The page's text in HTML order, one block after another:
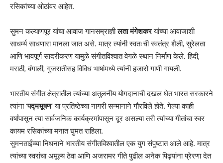
रसिकांच्या ओठांवर आहेत.
सुमन कल्याणपूर यांचा आवाज गानसम्राज्ञीलता मंगेशकरयांच्या आवाजाशी
साधर्म्य साधणारा मानला जात असे. मात्र त्यांनी स्वतःची स्वतंत्र शैली, सुरेलता
आणि भावपूर्ण सादरीकरण यामुळे संगीतविश्वात वेगळे स्थान निर्माण केले. हिंदी,
मराठी, बंगाली, गुजरातीसह विविध भाषांमध्ये त्यांनी हजारो गाणी गायली.
भारतीय संगीत क्षेत्रातील त्यांच्या अतुलनीय योगदानाची दखल घेत भारत सरकारने
त्यांना‘पद्मभूषण’या प्रतिष्ठेच्या नागरी सन्मानाने गौरविले होते. गेल्या काही
वर्षांपासून त्या सार्वजनिक कार्यक्रमांपासून दूर असल्या तरी त्यांच्या गीतांचा स्वर
कायम रसिकांच्या मनात घुमत राहिला.
सुमनताईंच्या निधनाने भारतीय संगीतविश्वातील एक युग संपुष्टात आले आहे. मात्र
त्यांच्या स्वरांचा अमूल्य ठेवा आणि अजरामर गीते पुढील अनेक पिढ्यांना प्रेरणा देत